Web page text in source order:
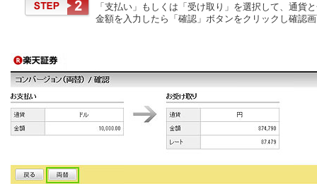
「支払い」もしくは「受け取り」を選択して、通貨
金額を入力したら「確認」ボタンをクリックし確認